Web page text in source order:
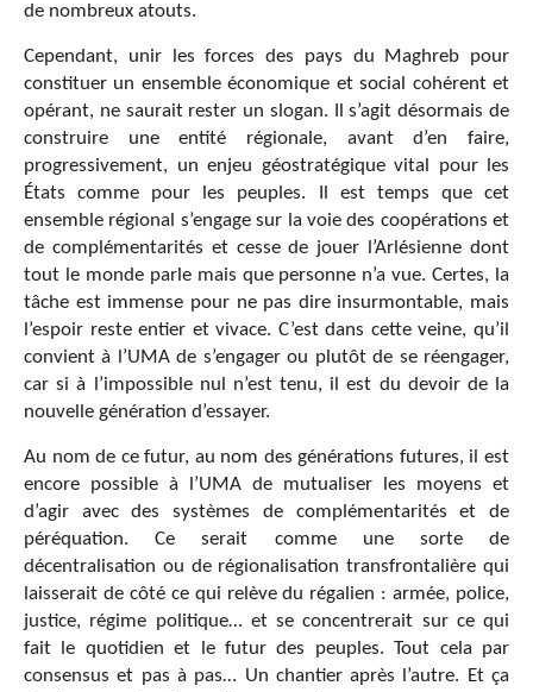
de nombreux atouts.
Cependant, unir les forces des pays du Maghreb pour
constituer un ensemble économique et social cohérent et
opérant, ne saurait rester un slogan. Il s’agit désormais de
construire une entité régionale, avant d’en faire,
progressivement, un enjeu géostratégique vital pour les
États comme pour les peuples. Il est temps que cet
ensemble régional s’engage sur la voie des coopérations et
de complémentarités et cesse de jouer l’Arlésienne dont
tout le monde parle mais que personne n’a vue. Certes, la
tâche est immense pour ne pas dire insurmontable, mais
l’espoir reste entier et vivace. C’est dans cette veine, qu’il
convient à l’UMA de s’engager ou plutôt de se réengager,
car si à l’impossible nul n’est tenu, il est du devoir de la
nouvelle génération d’essayer.
Au nom de ce futur, au nom des générations futures, il est
encore possible à l’UMA de mutualiser les moyens et
d’agir avec des systèmes de complémentarités et de
péréquation. Ce serait comme une sorte de
décentralisation ou de régionalisation transfrontalière qui
laisserait de côté ce qui relève du régalien : armée, police,
justice, régime politique… et se concentrerait sur ce qui
fait le quotidien et le futur des peuples. Tout cela par
consensus et pas à pas… Un chantier après l’autre. Et ça